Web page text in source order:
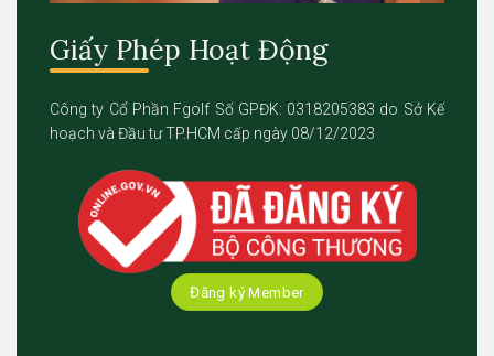
Giấy Phép Hoạt Động
Công ty Cổ Phần Fgolf Số GPĐK: 0318205383 do Sở Kế
hoạch và Đầu tư TP.HCM cấp ngày 08/12/2023
Đăng ký Member